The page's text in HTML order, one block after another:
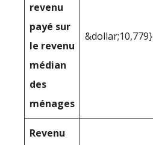
revenu
payé sur
le revenu
médian
des
ménages
&dollar;10,779}
Revenu